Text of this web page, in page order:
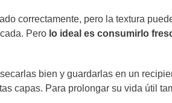
correctamente, pero la textura
Pero lo ideal es consumirlo
bien y guardarlas en un
capas. Para prolongar su vida útil